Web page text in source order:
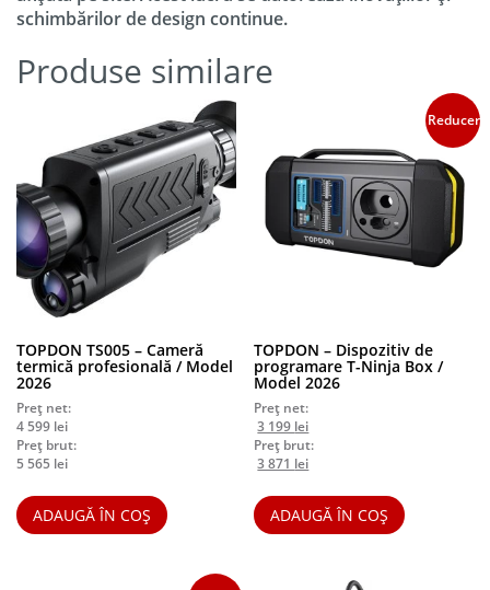
schimbărilor de design continue.
Produse similare
TOPDON TS005 – Cameră
termică profesională / Model
2026
Preț net:
4 599 lei
Preț brut:
5 565 lei
ADAUGĂ ÎN COȘ
Reduceri!
TOPDON – Dispozitiv de
programare T-Ninja Box /
Model 2026
Preț net:
Prețul
inițial
a
3
499 lei.
3 199 leiPrețul
curent
este:
199 lei.
Preț brut:
Prețul
a
fost:
4
3 871 leiPrețul
este:
3
871 lei.
ADAUGĂ ÎN COȘ